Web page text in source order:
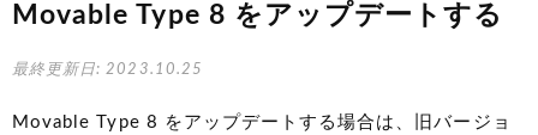
Movable Type 8 をアップデートする
最終更新日: 2023.10.25
Movable Type 8 をアップデートする場合は、旧バージョ